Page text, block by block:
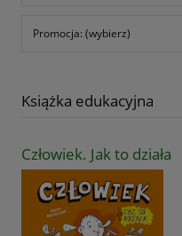
Promocja: (wybierz)
Książka edukacyjna
Człowiek. Jak to działa